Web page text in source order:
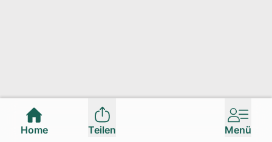
Home Teilen Menü